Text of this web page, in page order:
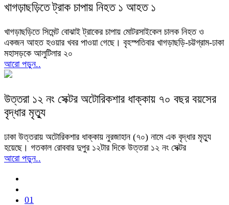
খাগড়াছড়িতে ট্রাক চাপায় নিহত ১ আহত ১
খাগড়াছড়িতে সিমেন্ট বোঝাই ট্রাকের চাপায় মোটরসাইকেল চালক নিহত ও
একজন আহত হওয়ার খবর পাওয়া গেছে। বৃহস্পতিবার খাগড়াছড়ি-চট্টগ্রাম-ঢাকা
মহাসড়কে আলুটিলার ২০
আরো পড়ুন..
উত্তরা ১২ নং সেক্টর অটোরিকশার ধাক্কায় ৭০ বছর বয়সের
বৃদ্ধার মৃত্যু
ঢাকা উত্তরায় অটোরিকশার ধাক্কায় নুরজাহান (৭০) নামে এক বৃদ্ধার মৃত্যু
হয়েছে। গতকাল রোববার দুপুর ১২টার দিকে উত্তরা ১২ নং সেক্টর
আরো পড়ুন..
01